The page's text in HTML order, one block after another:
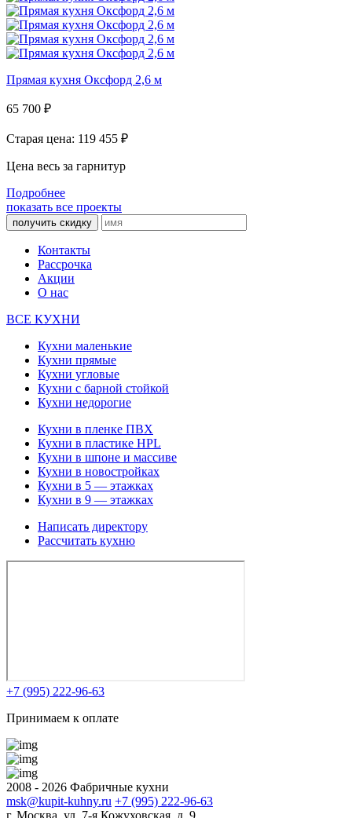
Прямая кухня Оксфорд 2,6 м
65 700 ₽
Старая цена: 119 455 ₽
Цена весь за гарнитур
Подробнее
показать все проекты
получить скидку
Контакты
Рассрочка
Акции
О нас
ВСЕ КУХНИ
Кухни маленькие
Кухни прямые
Кухни угловые
Кухни с барной стойкой
Кухни недорогие
Кухни в пленке ПВХ
Кухни в пластике HPL
Кухни в шпоне и массиве
Кухни в новостройках
Кухни в 5 — этажках
Кухни в 9 — этажках
Написать директору
Рассчитать кухню
+7 (995) 222-96-63
Принимаем к оплате
2008 - 2026 Фабричные кухни
msk@kupit-kuhny.ru +7 (995) 222-96-63
г. Москва, ул. 7-я Кожуховская, д. 9